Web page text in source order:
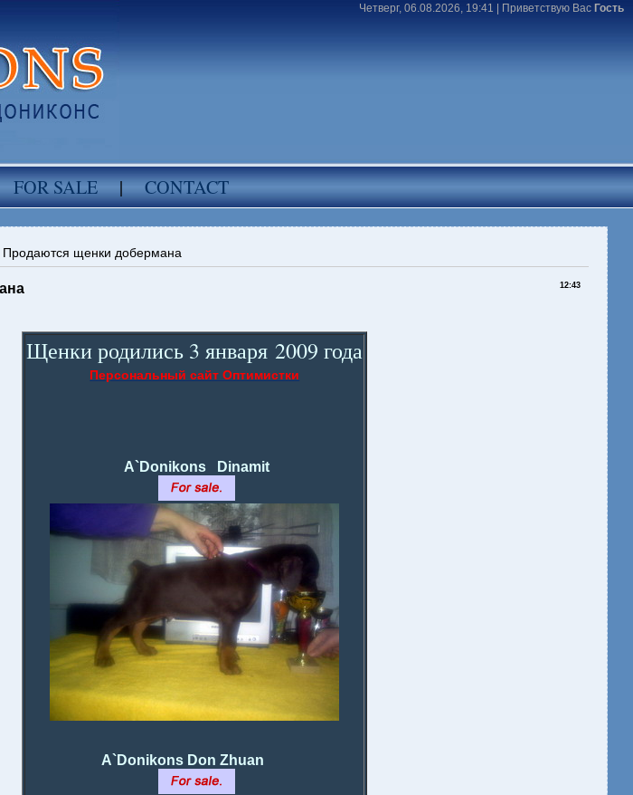
Четверг, 06.08.2026, 19:41 | Приветствую Вас Гость
FOR SALE|CONTACT
Продаются щенки добермана
12:43
Щенки родились 3 января 2009 года
Персональный сайт Оптимистки
A`Donikons Dinamit
A`Donikons Don Zhuan